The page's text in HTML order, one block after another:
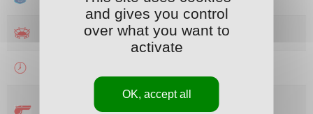
STADE ARMAND CHOUFFET
A.VALNET
and gives you control
over what you want to
activate
OK, accept all